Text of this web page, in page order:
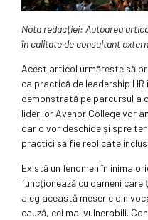
Nota redacției: Autoarea
în calitate de consultant
Acest articol urmărește să
ca practică de leadership
demonstrată pe parcursul a
liderilor Avenor College vor
dar o vor deschide și spre
practici să fie replicate
Există un fenomen în inima
funcționează cu oameni
aleg această meserie din
cauză, cei mai vulnerabili.